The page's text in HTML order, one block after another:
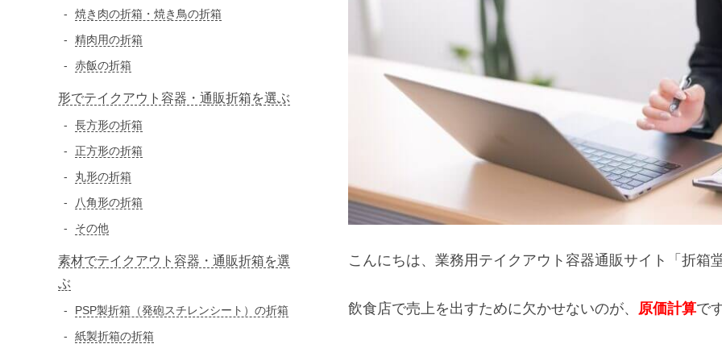
こんにちは、業務用テイクアウト容器通販サイト「折箱
飲食店で売上を出すために欠かせないのが、 原価計算で
焼き肉の折箱・焼き鳥の折箱
精肉用の折箱
赤飯の折箱
形でテイクアウト容器・通販折箱を選ぶ
長方形の折箱
正方形の折箱
丸形の折箱
八角形の折箱
その他
素材でテイクアウト容器・通販折箱を選
ぶ
PSP製折箱（発砲スチレンシート）の折箱
紙製折箱の折箱